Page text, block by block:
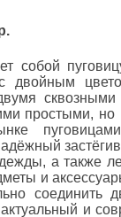
собой
двойным
сквозными
простыми, но
а также
и
соединить
и